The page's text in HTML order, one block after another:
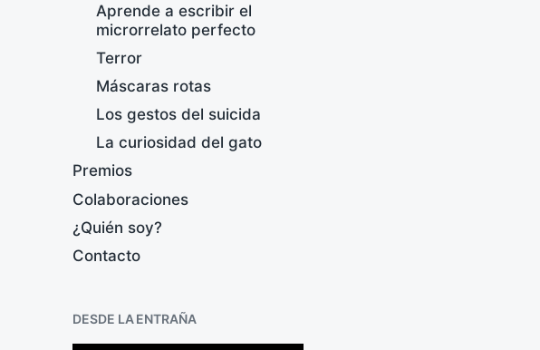
Aprende a escribir el
microrrelato perfecto
Terror
Máscaras rotas
Los gestos del suicida
La curiosidad del gato
Premios
Colaboraciones
¿Quién soy?
Contacto
DESDE LA ENTRAÑA